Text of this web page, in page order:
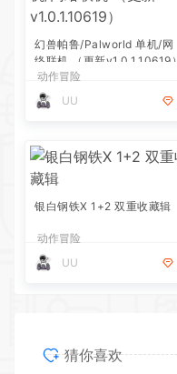
幻兽帕鲁/Palworld 单机/网
络联机 （更新v1.0.1.10619）
动作冒险
UU
银白钢铁X 1+2 双重收藏辑
动作冒险
UU
猜你喜欢